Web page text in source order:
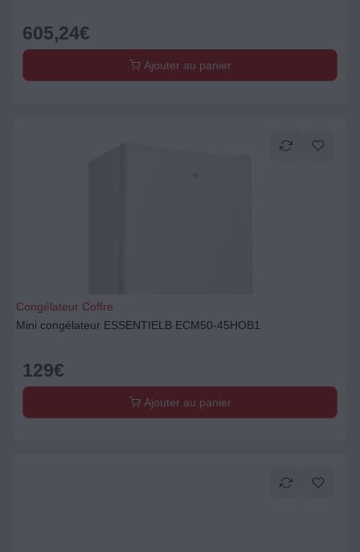
605,24€
Ajouter au panier
Congélateur Coffre
Mini congélateur ESSENTIELB ECM50-45HOB1
129€
Ajouter au panier